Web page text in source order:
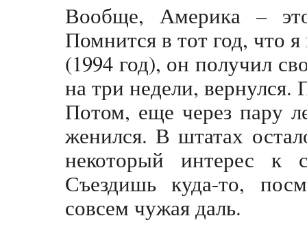
Вообще, Америка –
Помнится в тот год, что
(1994 год), он получил
на три недели, вернулся.
Потом, еще через пару
женился. В штатах
некоторый интерес к
Съездишь куда-то,
совсем чужая даль.